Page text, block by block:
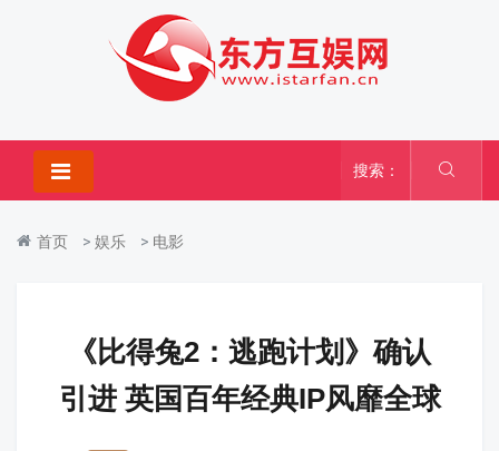
搜索：
首页 > 娱乐 > 电影
《比得兔2：逃跑计划》确认
引进 英国百年经典IP风靡全球